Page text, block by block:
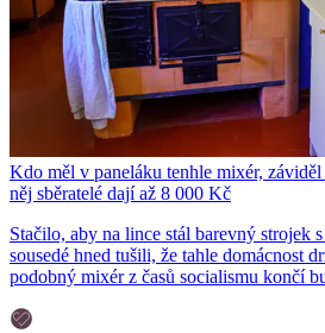
Kdo měl v paneláku tenhle mixér,
něj sběratelé dají až 8 000 Kč
Stačilo, aby na lince stál barevný strojek
sousedé hned tušili, že tahle domácnost
podobný mixér z časů socialismu končí